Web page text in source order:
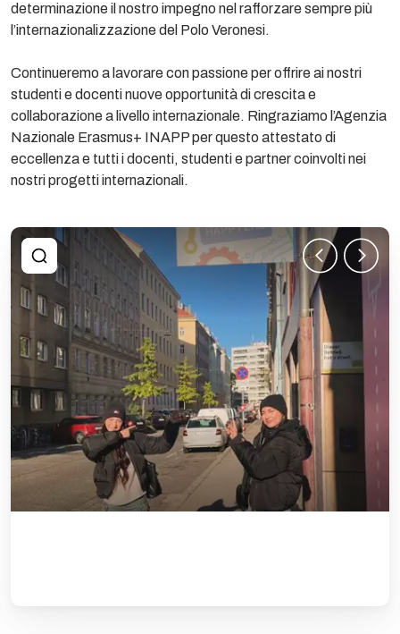
determinazione il nostro impegno nel rafforzare sempre più
l’internazionalizzazione del Polo Veronesi.
Continueremo a lavorare con passione per offrire ai nostri
studenti e docenti nuove opportunità di crescita e
collaborazione a livello internazionale. Ringraziamo l’Agenzia
Nazionale Erasmus+ INAPP per questo attestato di
eccellenza e tutti i docenti, studenti e partner coinvolti nei
nostri progetti internazionali.